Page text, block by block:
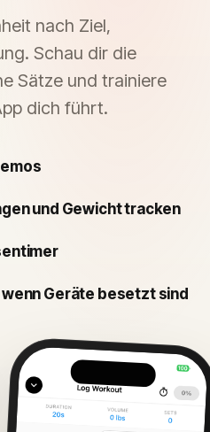
nach Ziel,
Schau dir die
Sätze und trainiere
dich führt.
und Gewicht tracken
Geräte besetzt sind